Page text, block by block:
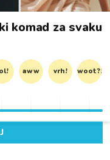
komad za svaku
aww vrh! woot?!